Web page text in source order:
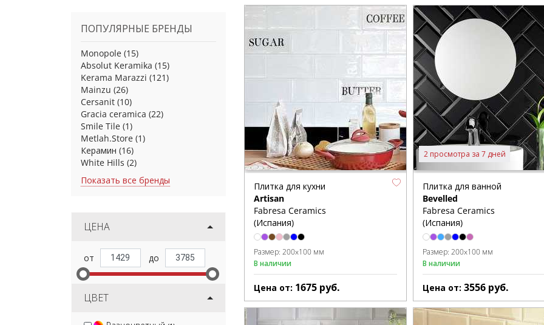
ПОПУЛЯРНЫЕ БРЕНДЫ
Monopole (15)
Absolut Keramika (15)
Kerama Marazzi (121)
Mainzu (26)
Cersanit (10)
Gracia ceramica (22)
Smile Tile (1)
Metlah.Store (1)
Керамин (16)
White Hills (2)
Показать все бренды
ЦЕНА
ЦВЕТ
Плитка для кухни
Artisan
Fabresa Ceramics
(Испания)
Размер: 200x100 мм
В наличии
Цена от: 1675 руб.
2 просмотра за 7 дней
Плитка для ванной
Bevelled
Fabresa Ceramics
(Испания)
Размер:200x100 мм
В наличии
Цена от:3556 руб.